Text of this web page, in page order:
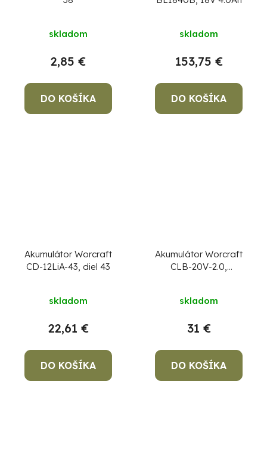
skladom
2,85 €
DO KOŠÍKA
skladom
153,75 €
DO KOŠÍKA
Akumulátor Worcraft
CD-12LiA-43, diel 43
skladom
22,61 €
DO KOŠÍKA
Akumulátor Worcraft
CLB-20V-2.0,
hodnotenie
je
4,3
z
5
skladom
31 €
DO KOŠÍKA